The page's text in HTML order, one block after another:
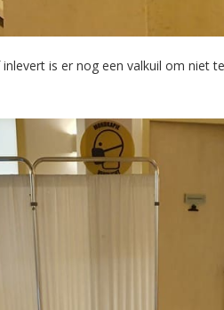
is er nog een valkuil om niet